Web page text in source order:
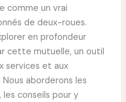
comme un vrai
de deux-roues.
en profondeur
cette mutuelle, un outil
services et aux
aborderons les
conseils pour y